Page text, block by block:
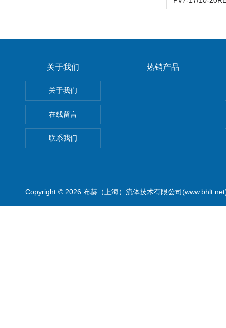
关于我们
关于我们
在线留言
联系我们
热销产品
Copyright © 2026 布赫（上海）流体技术有限公司